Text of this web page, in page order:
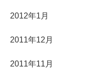
2012年1月
2011年12月
2011年11月